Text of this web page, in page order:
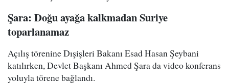
Şara: Doğu ayağa kalkmadan Suriye
toparlanamaz
Açılış törenine Dışişleri Bakanı Esad Hasan Şeybani
katılırken, Devlet Başkanı Ahmed Şara da video konferans
yoluyla törene bağlandı.